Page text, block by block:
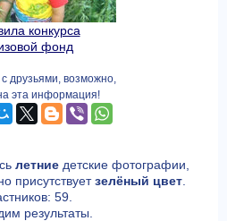
конкурса
фонд
друзьями, возможно,
эта информация!
летниедетские фотографии,
присутствуетзелёный цвет.
59.
результаты.